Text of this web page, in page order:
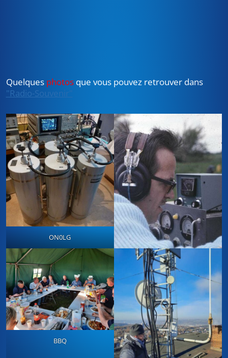
Quelques photosque vous pouvez retrouver dans
"Radio-Souvenir"
ON0LG
BBQ